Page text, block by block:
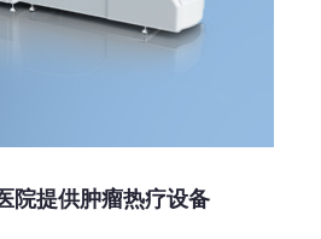
院提供肿瘤热疗设备